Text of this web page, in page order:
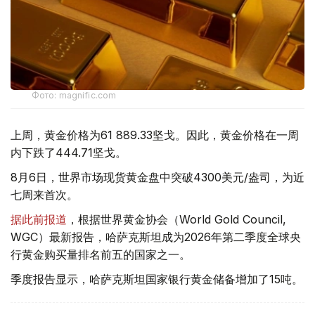
Фото: magnific.com
上周，黄金价格为61 889.33坚戈。因此，黄金价格在一周
内下跌了444.71坚戈。
8月6日，世界市场现货黄金盘中突破4300美元/盎司，为近
七周来首次。
据此前报道 ，根据世界黄金协会（World Gold Council,
WGC）最新报告，哈萨克斯坦成为2026年第二季度全球央
行黄金购买量排名前五的国家之一。
季度报告显示，哈萨克斯坦国家银行黄金储备增加了15吨。